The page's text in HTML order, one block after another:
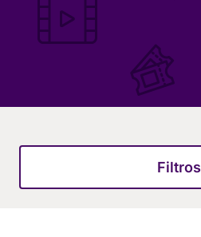
Filtros